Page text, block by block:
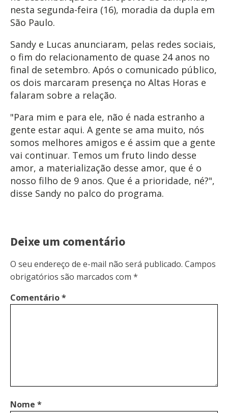
nesta segunda-feira (16), moradia da dupla em
São Paulo.
Sandy e Lucas anunciaram, pelas redes sociais,
o fim do relacionamento de quase 24 anos no
final de setembro. Após o comunicado público,
os dois marcaram presença no Altas Horas e
falaram sobre a relação.
"Para mim e para ele, não é nada estranho a
gente estar aqui. A gente se ama muito, nós
somos melhores amigos e é assim que a gente
vai continuar. Temos um fruto lindo desse
amor, a materialização desse amor, que é o
nosso filho de 9 anos. Que é a prioridade, né?",
disse Sandy no palco do programa.
Deixe um comentário
O seu endereço de e-mail não será publicado. Campos
obrigatórios são marcados com *
Comentário*
Nome *